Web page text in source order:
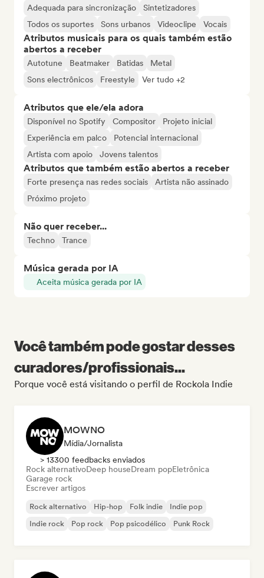
Adequada para sincronização
Sintetizadores
Todos os suportes
Sons urbanos Videoclipe Vocais
Atributos musicais para os quais também estão
abertos a receber
Autotune Beatmaker Batidas
Metal
Sons electrônicos
Freestyle Ver tudo +2
Atributos que ele/ela adora
Disponível no Spotify Compositor
Projeto inicial
Experiência em palco
Potencial internacional
Artista com apoio
Jovens talentos
Atributos que também estão abertos a receber
Forte presença nas redes sociais
Artista não assinado
Próximo projeto
Não quer receber...
Techno Trance
Música gerada por IA
Aceita música gerada por IA
Você também pode gostar desses
curadores/profissionais...
Porque você está visitando o perfil de Rockola Indie
MOWNO
Mídia/Jornalista
> 13300 feedbacks enviados
Rock alternativoDeep houseDream popEletrônica
Garage rock
Escrever artigos
Rock alternativo Hip-hop Folk indie
Indie pop
Indie rock
Pop rock Pop psicodélico Punk Rock